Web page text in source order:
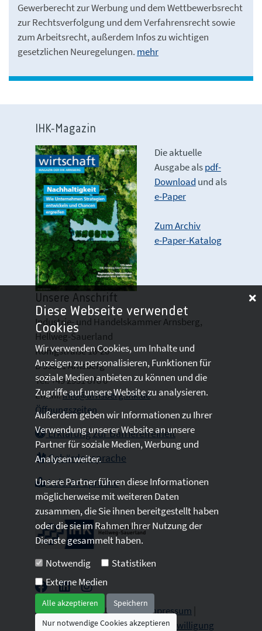
Gewerberecht zur Werbung und dem Wettbewerbsrecht
zur Rechtsverfolgung und dem Verfahrensrecht sowie
zum Arbeitsrecht, außerdem Infos zu wichtigen
gesetzlichen Neuregelungen. mehr
IHK-Magazin
Die aktuelle
Ausgabe alspdf-
Download und als
e-Paper
Zum Archiv
e-Paper-Katalog
Unsere Anschrift
Industrie- und Handelskammer Arnsberg,
Hellweg-Sauerland
Königstraße 18-20
D 59821 Arnsberg
Tel: +49 2931 878 0
Email:info@arnsberg.ihk.de
Öffnungszeiten
Erklärung zur Barrierefreiheit
Gebärdensprache
Leichte Sprache
2026 © All Rights Reserved.Impressum
Datenschutz|Sitemap|Cookie-Einwilligung
Diese Webseite verwendet
Cookies
Wir verwenden Cookies, um Inhalte und
Anzeigen zu personalisieren, Funktionen für
soziale Medien anbieten zu können und die
Zugriffe auf unsere Website zu analysieren.
Außerdem geben wir Informationen zu Ihrer
Verwendung unserer Website an unsere
Partner für soziale Medien, Werbung und
Analysen weiter.
Unsere Partner führen diese Informationen
möglicherweise mit weiteren Daten
zusammen, die Sie ihnen bereitgestellt haben
oder die sie im Rahmen Ihrer Nutzung der
Dienste gesammelt haben.
Notwendig
Statistiken
Externe Medien
Alle akzeptieren
Speichern
Nur notwendige Cookies akzeptieren